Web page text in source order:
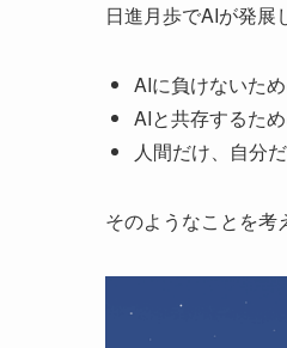
日進月歩でAIが発展
AIに負けないた
AIと共存するた
人間だけ、自分
そのようなことを考